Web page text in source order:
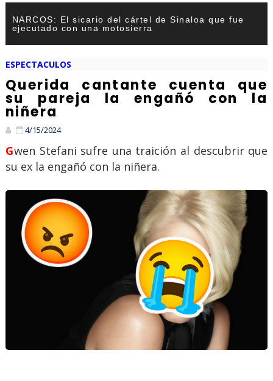
NARCOS: El sicario del cártel de Sinaloa que fue
ejecutado con una motosierra
ESPECTACULOS
Querida cantante cuenta que
su pareja la engañó con la
niñera
4/15/2024
Gwen Stefani sufre una traición al descubrir que
su ex la engañó con la niñera.